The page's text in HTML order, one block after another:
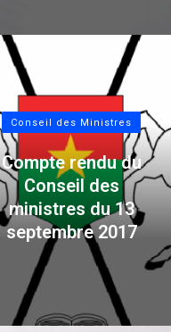
Conseil des Ministres
Compte rendu du
Conseil des
ministres du 13
septembre 2017